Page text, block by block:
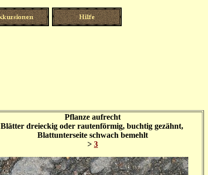
Pflanze aufrecht
Blätter dreieckig oder rautenförmig, buchtig gezähnt,
Blattunterseite schwach bemehlt
> 3